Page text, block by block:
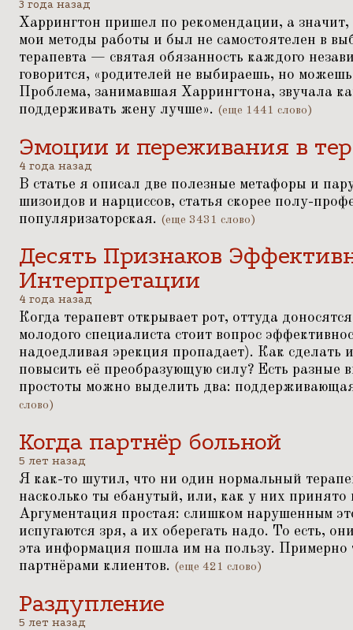
3 года назад
Харрингтон пришел по рекомендации, а
мои методы работы и был не самостоятелен в
терапевта — святая обязанность каждого
говорится, «родителей не выбираешь, но можешь
Проблема, занимавшая Харрингтона, звучала
поддерживать жену лучше». (еще 1441 слово)
Эмоции и переживания в
4 года назад
В статье я описал две полезные метафоры и
шизоидов и нарциссов, статья скорее полу-
популяризаторская. (еще 3431 слово)
Десять Признаков
Интерпретации
4 года назад
Когда терапевт открывает рот, оттуда доносятся
молодого специалиста стоит вопрос
надоедливая эрекция пропадает). Как сделать
повысить её преобразующую силу? Есть разные
простоты можно выделить два:
слово)
Когда партнёр больной
5 лет назад
Я как-то шутил, что ни один нормальный
насколько ты ебанутый, или, как у них принято
Аргументация простая: слишком нарушенным
испугаются зря, а их оберегать надо. То есть,
эта информация пошла им на пользу. Примерно
партнёрами клиентов. (еще 421 слово)
Раздупление
5 лет назад